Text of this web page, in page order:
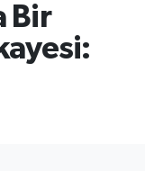
Bir